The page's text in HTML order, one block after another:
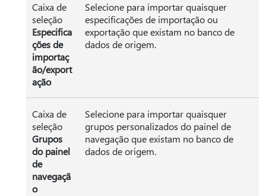
Caixa de
seleção
Especifica
ções de
importaç
ão/export
ação
Selecione para importar quaisquer
especificações de importação ou
exportação que existam no banco de
dados de origem.
Caixa de
seleção
Grupos
do painel
de
navegaçã
o
Selecione para importar quaisquer
grupos personalizados do painel de
navegação que existam no banco de
dados de origem.